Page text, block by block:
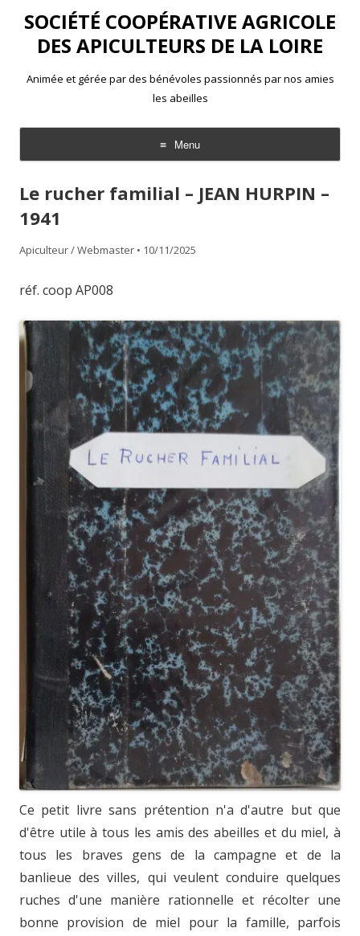
SOCIÉTÉ COOPÉRATIVE AGRICOLE
DES APICULTEURS DE LA LOIRE
Animée et gérée par des bénévoles passionnés par nos amies
les abeilles
Menu
Aller
contenu
Le rucher familial – JEAN HURPIN –
1941
Apiculteur / Webmaster • 10/11/2025
réf. coop AP008
Ce petit livre sans prétention n'a d'autre but que
d'être utile à tous les amis des abeilles et du miel, à
tous les braves gens de la campagne et de la
banlieue des villes, qui veulent conduire quelques
ruches d'une manière rationnelle et récolter une
bonne provision de miel pour la famille, parfois